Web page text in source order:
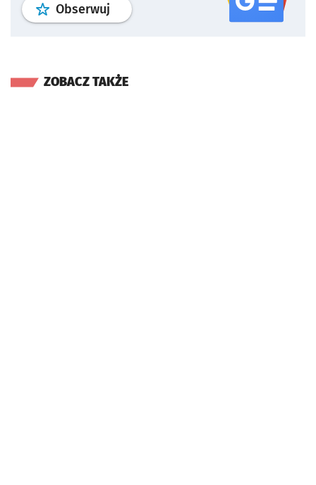
Obserwuj profil serwisu
ZOBACZ TAKŻE